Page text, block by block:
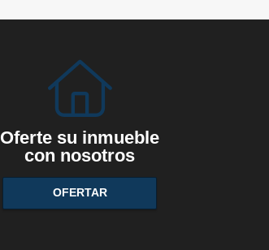
Oferte su inmueble
con nosotros
OFERTAR